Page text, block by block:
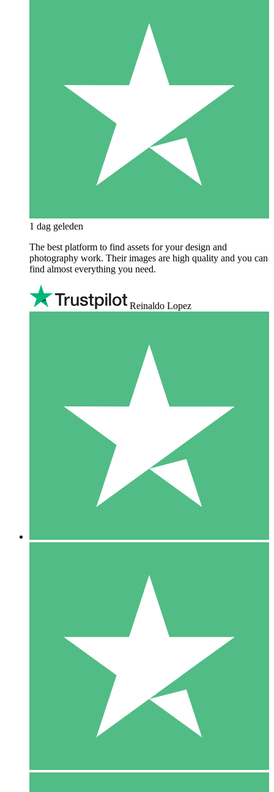
1 dag geleden
The best platform to find assets for your design and
photography work. Their images are high quality and you can
find almost everything you need.
Reinaldo Lopez